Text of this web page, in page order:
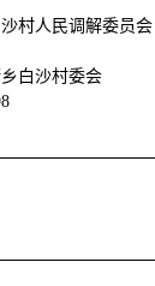
村人民调解委员会
白沙村委会